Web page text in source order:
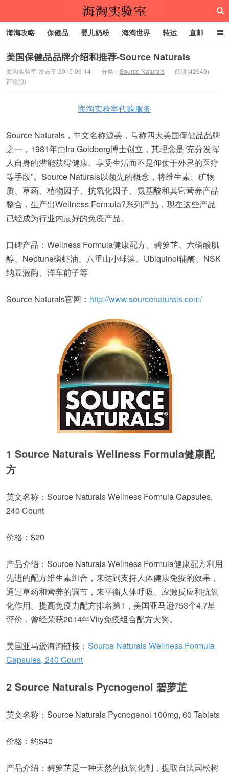
海淘攻略 保健品 婴儿奶粉 海淘世界 转运 直邮
代购服务
美国保健品品牌介绍和推荐-Source Naturals
海淘实验室 发布于 2015-06-14 分类： Source Naturals
阅读(42649)
评论(0)
海淘实验室代购服务
Source Naturals，中文名称源美，号称四大美国保健品品牌
之一，1981年由Ira Goldberg博士创立，其理念是“充分发挥
人自身的潜能获得健康、享受生活而不是仰仗于外界的医疗
等手段”。Source Naturals以领先的概念，将维生素、矿物
质、草药、植物因子、抗氧化因子、氨基酸和其它营养产品
整合，生产出Wellness Formula?系列产品，现在这些产品
已经成为行业内最好的免疫产品。
口碑产品：Wellness Formula健康配方、碧萝芷、六磷酸肌
醇、Neptune磷虾油、八重山小球藻、Ubiquinol辅酶、NSK
纳豆激酶、洋车前子等
Source Naturals官网： http://www.sourcenaturals.com/
1 Source Naturals Wellness Formula健康配
方
英文名称：Source Naturals Wellness Formula Capsules,
240 Count
价格：$20
产品介绍：Source Naturals Wellness Formula健康配方利用
先进的配方维生素组合，来达到支持人体健康免疫的效果，
通过草药和营养的调节，来平衡人体呼吸、应激反应和抗氧
化作用。提高免疫力配方排名第1，美国亚马逊753个4.7星
评价，曾经荣获2014年Vity免疫组合配方大奖。
美国亚马逊海淘链接： Source Naturals Wellness Formula
Capsules, 240 Count
2 Source Naturals Pycnogenol 碧萝芷
英文名称：Source Naturals Pycnogenol 100mg, 60 Tablets
价格：约$40
产品介绍：碧萝芷是一种天然的抗氧化剂，提取自法国松树